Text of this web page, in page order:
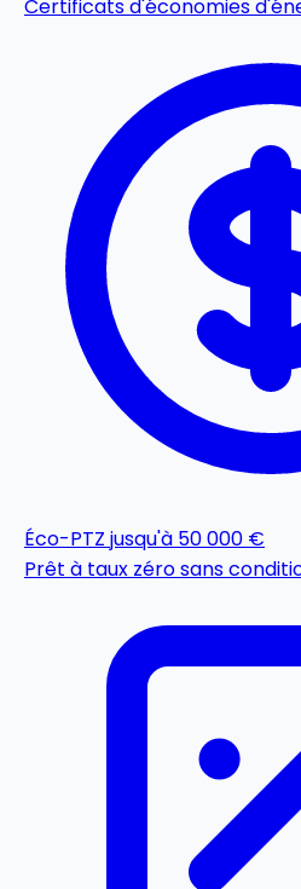
Certificats d'économies
Éco-PTZ jusqu'à 50 000 €
Prêt à taux zéro sans